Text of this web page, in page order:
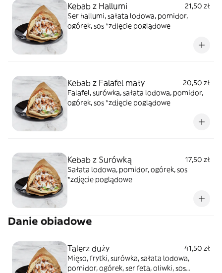
Kebab z Hallumi
21,50 zł
Ser hallumi, sałata lodowa, pomidor,
ogórek, sos *zdjęcie poglądowe
Kebab z Falafel mały
20,50 zł
Falafel, surówka, sałata lodowa, pomidor,
ogórek, sos *zdjęcie poglądowe
Kebab z Surówką
17,50 zł
Sałata lodowa, pomidor, ogórek, sos
*zdjęcie poglądowe
Danie obiadowe
Talerz duży
41,50 zł
Mięso, frytki, surówka, sałata lodowa,
pomidor, ogórek, ser feta, oliwki, sos